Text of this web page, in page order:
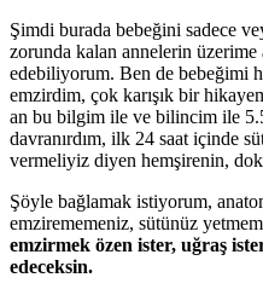
Şimdi burada bebeğini sadece
zorunda kalan annelerin
edebiliyorum. Ben de bebeğimi
emzirdim, çok karışık bir
an bu bilgim ile ve bilincim ile
davranırdım, ilk 24 saat içinde
vermeliyiz diyen hemşirenin,
Şöyle bağlamak istiyorum,
emzirememeniz, sütünüz
emzirmek özen ister, uğraş
edeceksin.